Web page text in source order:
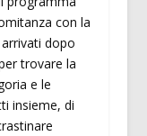
con la
dopo
trovare la
e le
insieme, di